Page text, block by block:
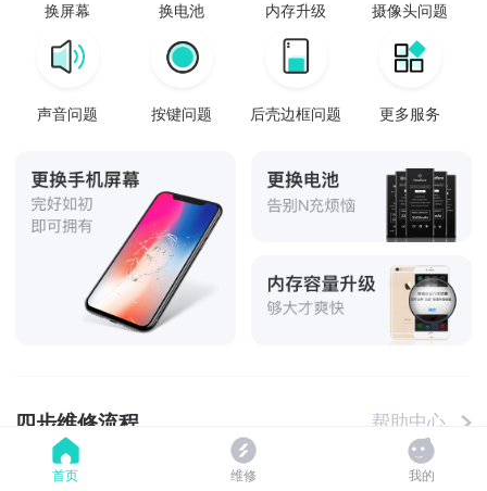
换屏幕 换电池 内存升级 摄像头问题
声音问题 按键问题 后壳边框问题 更多服务
四步维修流程 帮助中心
首页 维修 我的